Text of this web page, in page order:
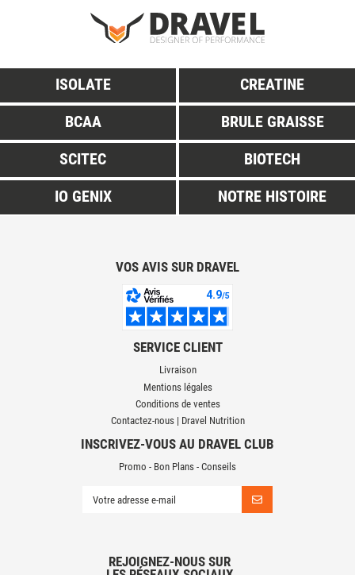
ISOLATE
CREATINE
BCAA
BRULE GRAISSE
SCITEC
BIOTECH
IO GENIX
NOTRE HISTOIRE
VOS AVIS SUR DRAVEL
SERVICE CLIENT
Livraison
Mentions légales
Conditions de ventes
Contactez-nous | Dravel Nutrition
INSCRIVEZ-VOUS AU DRAVEL CLUB
Promo - Bon Plans - Conseils
REJOIGNEZ-NOUS SUR